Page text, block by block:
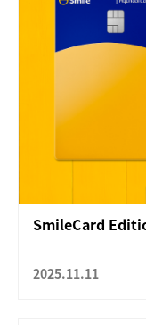
SmileCard
2025.11.11